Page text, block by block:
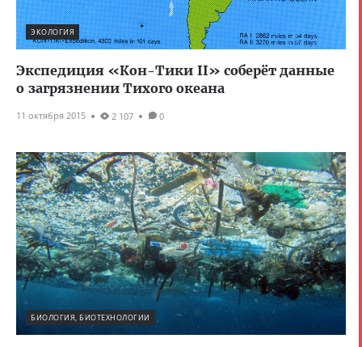
ЭКОЛОГИЯ
Экспедиция «Кон-Тики II» соберёт данные
о загрязнении Тихого океана
11 октября 2015 2 107 0
БИОЛОГИЯ, БИОТЕХНОЛОГИИ